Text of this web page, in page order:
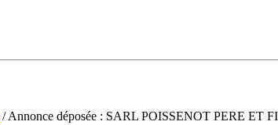
/ Annonce déposée : SARL POISSENOT PERE ET